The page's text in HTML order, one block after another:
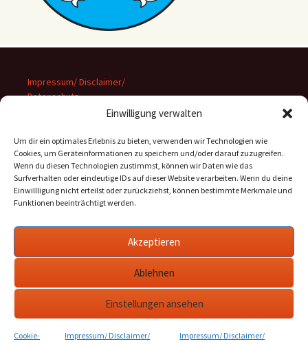
Einwilligung verwalten
Um dir ein optimales Erlebnis zu bieten, verwenden wir Technologien wie
Cookies, um Geräteinformationen zu speichern und/oder darauf zuzugreifen.
Wenn du diesen Technologien zustimmst, können wir Daten wie das
Surfverhalten oder eindeutige IDs auf dieser Website verarbeiten. Wenn du deine
Einwillligung nicht erteilst oder zurückziehst, können bestimmte Merkmale und
Funktionen beeinträchtigt werden.
Akzeptieren
Ablehnen
Einstellungen ansehen
Cookie- Impressum/ Disclaimer/ Impressum/ Disclaimer/
Impressum/ Disclaimer/
Datenschutz
Suchen
nach:
Archiv
Stolz präsentiert von WordPress